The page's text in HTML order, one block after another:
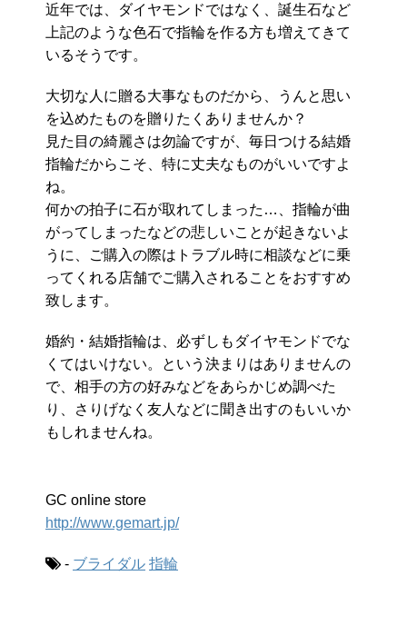
近年では、ダイヤモンドではなく、誕生石など
上記のような色石で指輪を作る方も増えてきて
いるそうです。
大切な人に贈る大事なものだから、うんと思い
を込めたものを贈りたくありませんか？
見た目の綺麗さは勿論ですが、毎日つける結婚
指輪だからこそ、特に丈夫なものがいいですよ
ね。
何かの拍子に石が取れてしまった…、指輪が曲
がってしまったなどの悲しいことが起きないよ
うに、ご購入の際はトラブル時に相談などに乗
ってくれる店舗でご購入されることをおすすめ
致します。
婚約・結婚指輪は、必ずしもダイヤモンドでな
くてはいけない。という決まりはありませんの
で、相手の方の好みなどをあらかじめ調べた
り、さりげなく友人などに聞き出すのもいいか
もしれませんね。
GC online store
http://www.gemart.jp/
- ブライダル 指輪